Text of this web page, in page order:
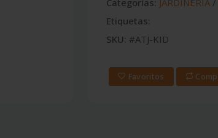
Categorías: JARDINERIA /
Etiquetas:
SKU: #ATJ-KID
Favoritos